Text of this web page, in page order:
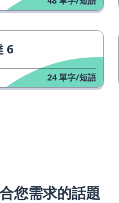
6
24 單字/短語
您需求的話題